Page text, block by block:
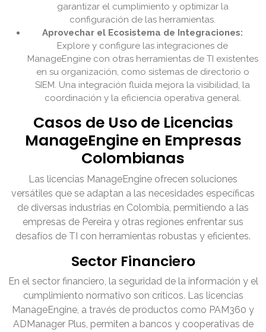
garantizar el cumplimiento y optimizar la
configuración de las herramientas.
Aprovechar el Ecosistema de Integraciones:
Explore y configure las integraciones de
ManageEngine con otras herramientas de TI existentes
en su organización, como sistemas de directorio o
SIEM. Una integración fluida mejora la visibilidad, la
coordinación y la eficiencia operativa general.
Casos de Uso de Licencias
ManageEngine en Empresas
Colombianas
Las licencias ManageEngine ofrecen soluciones
versátiles que se adaptan a las necesidades específicas
de diversas industrias en Colombia, permitiendo a las
empresas de Pereira y otras regiones enfrentar sus
desafíos de TI con herramientas robustas y eficientes.
Sector Financiero
En el sector financiero, la seguridad de la información y el
cumplimiento normativo son críticos. Las licencias
ManageEngine, a través de productos como PAM360 y
ADManager Plus, permiten a bancos y cooperativas de